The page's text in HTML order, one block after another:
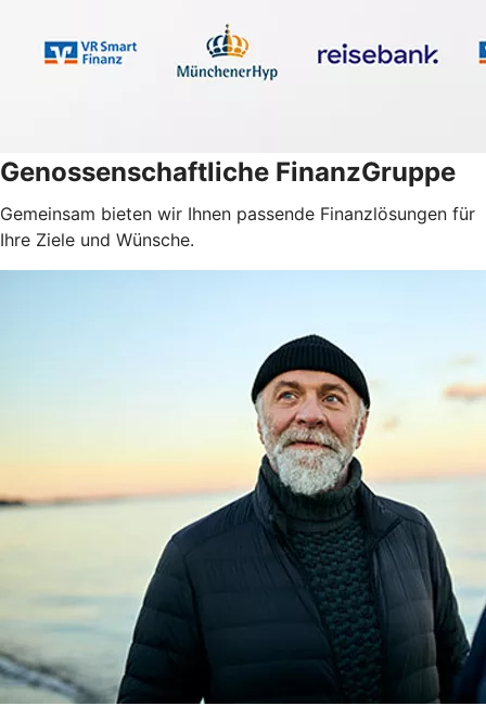
Genossenschaftliche FinanzGruppe
Gemeinsam bieten wir Ihnen passende Finanzlösungen für
Ihre Ziele und Wünsche.